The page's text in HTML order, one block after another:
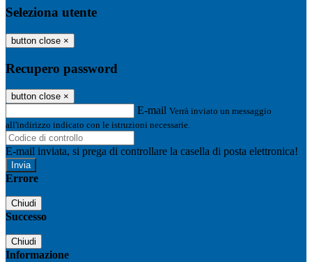
Seleziona utente
button close ×
Recupero password
button close ×
E-mail Verrà inviato un messaggio
all'indirizzo indicato con le istruzioni necessarie.
E-mail inviata, si prega di controllare la casella di posta elettronica!
Errore
Chiudi
Successo
Chiudi
Informazione